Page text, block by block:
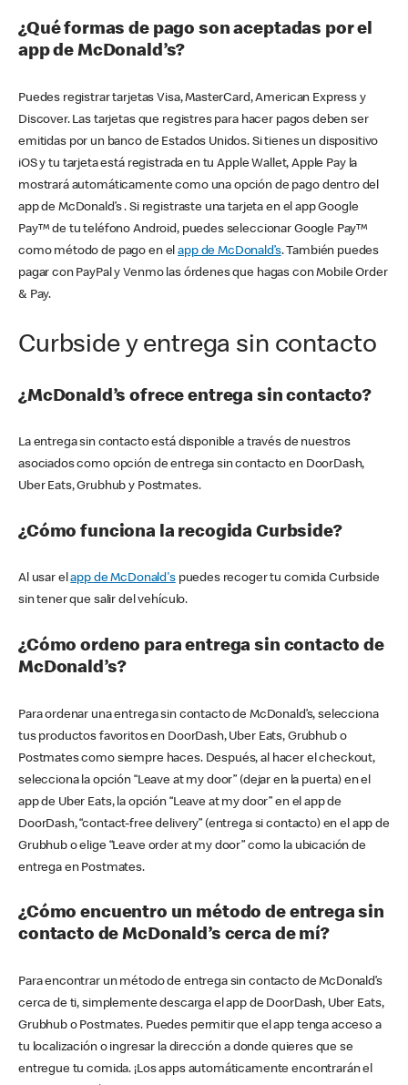
¿Qué formas de pago son aceptadas por el
app de McDonald’s?
Puedes registrar tarjetas Visa, MasterCard, American Express y
Discover. Las tarjetas que registres para hacer pagos deben ser
emitidas por un banco de Estados Unidos. Si tienes un dispositivo
iOS y tu tarjeta está registrada en tu Apple Wallet, Apple Pay la
mostrará automáticamente como una opción de pago dentro del
app de McDonald’s . Si registraste una tarjeta en el app Google
Pay™ de tu teléfono Android, puedes seleccionar Google Pay™
como método de pago en elapp de McDonald’s. También puedes
pagar con PayPal y Venmo las órdenes que hagas con Mobile Order
& Pay.
Curbside y entrega sin contacto
¿McDonald’s ofrece entrega sin contacto?
La entrega sin contacto está disponible a través de nuestros
asociados como opción de entrega sin contacto en DoorDash,
Uber Eats, Grubhub y Postmates.
¿Cómo funciona la recogida Curbside?
Al usar elapp de McDonald'spuedes recoger tu comida Curbside
sin tener que salir del vehículo.
¿Cómo ordeno para entrega sin contacto de
McDonald’s?
Para ordenar una entrega sin contacto de McDonald’s, selecciona
tus productos favoritos en DoorDash, Uber Eats, Grubhub o
Postmates como siempre haces. Después, al hacer el checkout,
selecciona la opción “Leave at my door” (dejar en la puerta) en el
app de Uber Eats, la opción “Leave at my door” en el app de
DoorDash, “contact-free delivery” (entrega si contacto) en el app de
Grubhub o elige “Leave order at my door” como la ubicación de
entrega en Postmates.
¿Cómo encuentro un método de entrega sin
contacto de McDonald’s cerca de mí?
Para encontrar un método de entrega sin contacto de McDonald’s
cerca de ti, simplemente descarga el app de DoorDash, Uber Eats,
Grubhub o Postmates. Puedes permitir que el app tenga acceso a
tu localización o ingresar la dirección a donde quieres que se
entregue tu comida. ¡Los apps automáticamente encontrarán el